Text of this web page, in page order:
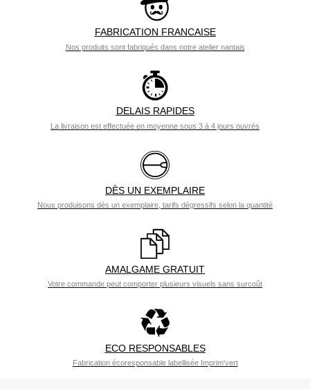
FABRICATION FRANCAISE
Nos produits sont fabriqués dans notre atelier nantais
DELAIS RAPIDES
La livraison est effectuée en moyenne sous 3 à 4 jours ouvrés
DÈS UN EXEMPLAIRE
Nous produisons dès un exemplaire, tarifs dégressifs selon la quantité
AMALGAME GRATUIT
Votre commande peut comporter plusieurs visuels sans surcoût
ECO RESPONSABLES
Fabrication écoresponsable labellisée Imprim'vert